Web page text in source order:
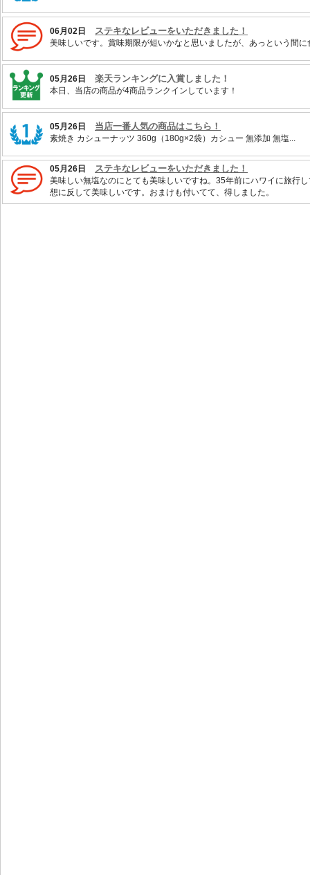
06月02日 ステキなレビューをいただきました！
美味しいです。賞味期限が短いかなと思いましたが、あっという間
05月26日 楽天ランキングに入賞しました！
本日、当店の商品が4商品ランクインしています！
05月26日 当店一番人気の商品はこちら！
素焼き カシューナッツ 360g（180g×2袋）カシュー 無添加 無塩...
05月26日 ステキなレビューをいただきました！
美味しい無塩なのにとても美味しいですね。35年前にハワイに旅行
想に反して美味しいです。おまけも付いてて、得しました。